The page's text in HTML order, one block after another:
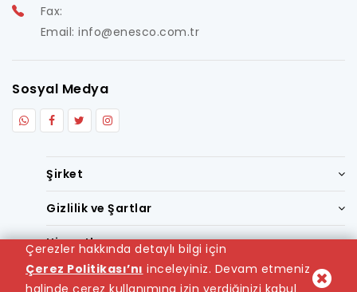
Fax:
Email: info@enesco.com.tr
Şirket
Gizlilik ve Şartlar
Hizmetler
Sosyal Medya
Çerezler hakkında detaylı bilgi için
Çerez Politikası’nı inceleyiniz. Devam etmeniz
halinde çerez kullanımına izin verdiğinizi kabul